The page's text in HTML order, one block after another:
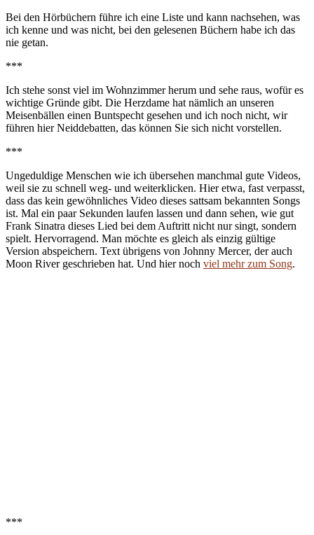
Bei den Hörbüchern führe ich eine Liste und kann nachsehen, was
ich kenne und was nicht, bei den gelesenen Büchern habe ich das
nie getan.
***
Ich stehe sonst viel im Wohnzimmer herum und sehe raus, wofür es
wichtige Gründe gibt. Die Herzdame hat nämlich an unseren
Meisenbällen einen Buntspecht gesehen und ich noch nicht, wir
führen hier Neiddebatten, das können Sie sich nicht vorstellen.
***
Ungeduldige Menschen wie ich übersehen manchmal gute Videos,
weil sie zu schnell weg- und weiterklicken. Hier etwa, fast verpasst,
dass das kein gewöhnliches Video dieses sattsam bekannten Songs
ist. Mal ein paar Sekunden laufen lassen und dann sehen, wie gut
Frank Sinatra dieses Lied bei dem Auftritt nicht nur singt, sondern
spielt. Hervorragend. Man möchte es gleich als einzig gültige
Version abspeichern. Text übrigens von Johnny Mercer, der auch
Moon River geschrieben hat. Und hier noch viel mehr zum Song.
***